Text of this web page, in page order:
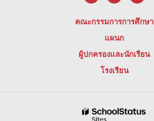
คณะกรรมการการศึกษา
แผนก
ผู้ปกครองและนักเรียน
โรงเรียน